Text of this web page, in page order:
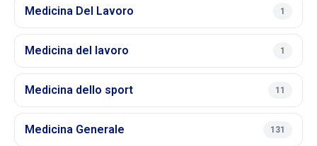
Medicina Del Lavoro 1
Medicina del lavoro 1
Medicina dello sport 11
Medicina Generale 131